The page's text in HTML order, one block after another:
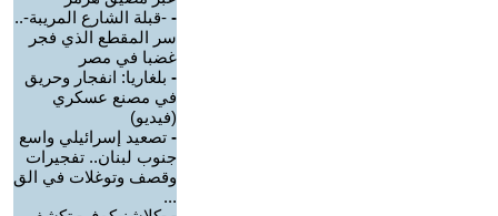
- -قبلة الشارع المريبة-..
سر المقطع الذي فجر
غضبا في مصر
- بلغاريا: انفجار وحريق
في مصنع عسكري
(فيديو)
- تصعيد إسرائيلي واسع
جنوب لبنان.. تفجيرات
وقصف وتوغلات في الق
...